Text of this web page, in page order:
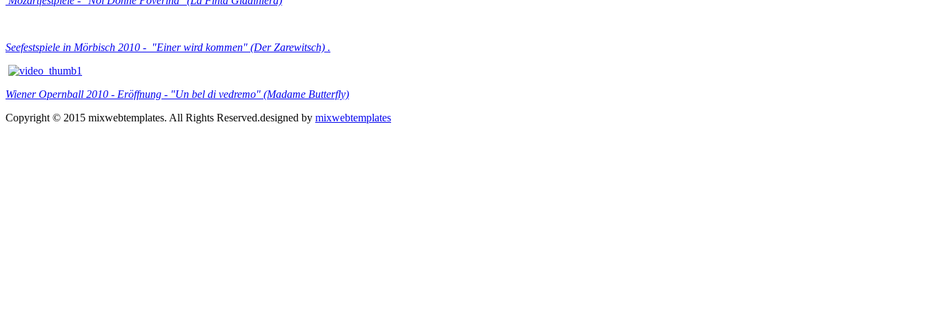
Seefestspiele in Mörbisch 2010 - "Einer wird kommen" (Der Zarewitsch) .
Wiener Opernball 2010 - Eröffnung - "Un bel di vedremo" (Madame Butterfly)
Copyright © 2015 mixwebtemplates. All Rights Reserved.designed by mixwebtemplates